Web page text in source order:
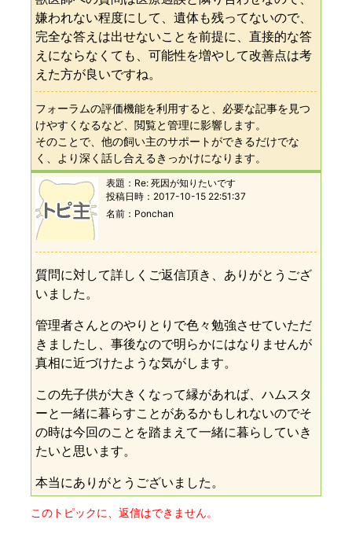
嫌われない程度にして、遺体も残ってないので、
完全な答えは出せないことを前提に、直接的な答
えにならなくても、可能性を増やして改善点は考
えた方が良いですね。
フォーラムの評価機能を利用すると、必要な記事を見つ
けやすくなるなど、閲覧と管理に影響します。
そのことで、他の飼い主のサポートができるだけでな
く、より深く話し合えるきっかけになります。
表題： Re: 死因が知りたいです
投稿日時： 2017-10-15 22:51:37
名前
Ponchan
質問に対して詳しくご返信頂き、ありがとうござ
いました。
管理者さんとのやりとりで色々勉強させていただ
きましたし、事後なので明らかにはなりませんが
真相に近づけたような気がします。
この先子供が大きくなって縁があれば、ハムスタ
ーと一緒に暮らすことがあるかもしれないのでそ
の時は今回のことを踏まえて一緒に暮らしていき
たいと思います。
本当にありがとうございました。
このトピックに、返信はできません。